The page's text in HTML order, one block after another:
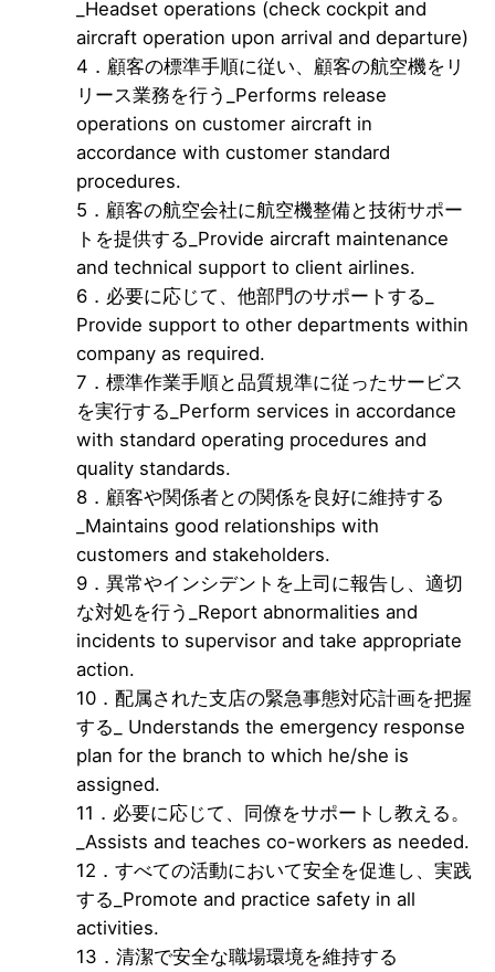
_Headset operations (check cockpit and
aircraft operation upon arrival and departure)
4．顧客の標準手順に従い、顧客の航空機をリ
リース業務を行う_Performs release
operations on customer aircraft in
accordance with customer standard
procedures.
5．顧客の航空会社に航空機整備と技術サポー
トを提供する_Provide aircraft maintenance
and technical support to client airlines.
6．必要に応じて、他部門のサポートする_
Provide support to other departments within
company as required.
7．標準作業手順と品質規準に従ったサービス
を実行する_Perform services in accordance
with standard operating procedures and
quality standards.
8．顧客や関係者との関係を良好に維持する
_Maintains good relationships with
customers and stakeholders.
9．異常やインシデントを上司に報告し、適切
な対処を行う_Report abnormalities and
incidents to supervisor and take appropriate
action.
10．配属された支店の緊急事態対応計画を把握
する_ Understands the emergency response
plan for the branch to which he/she is
assigned.
11．必要に応じて、同僚をサポートし教える。
_Assists and teaches co-workers as needed.
12．すべての活動において安全を促進し、実践
する_Promote and practice safety in all
activities.
13．清潔で安全な職場環境を維持する